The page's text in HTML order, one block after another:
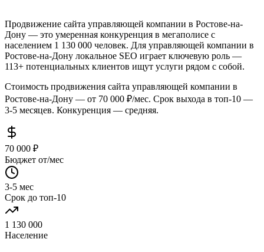
Продвижение сайта управляющей компании в Ростове-на-
Дону — это умеренная конкуренция в мегаполисе с
населением 1 130 000 человек. Для управляющей компании в
Ростове-на-Дону локальное SEO играет ключевую роль —
113+ потенциальных клиентов ищут услуги рядом с собой.
Стоимость продвижения сайта управляющей компании в
Ростове-на-Дону — от 70 000 ₽/мес. Срок выхода в топ-10 —
3-5 месяцев. Конкуренция — средняя.
70 000 ₽
Бюджет от/мес
3-5 мес
Срок до топ-10
1 130 000
Население